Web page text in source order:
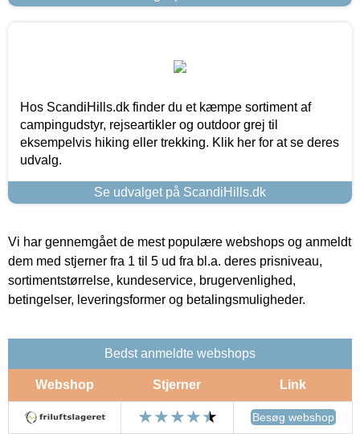
Hos ScandiHills.dk finder du et kæmpe sortiment af
campingudstyr, rejseartikler og outdoor grej til
eksempelvis hiking eller trekking. Klik her for at se deres
udvalg.
Se udvalget på ScandiHills.dk
Vi har gennemgået de mest populære webshops og anmeldt
dem med stjerner fra 1 til 5 ud fra bl.a. deres prisniveau,
sortimentstørrelse, kundeservice, brugervenlighed,
betingelser, leveringsformer og betalingsmuligheder.
Bedst anmeldte webshops
Webshop Stjerner Link
Besøg webshop